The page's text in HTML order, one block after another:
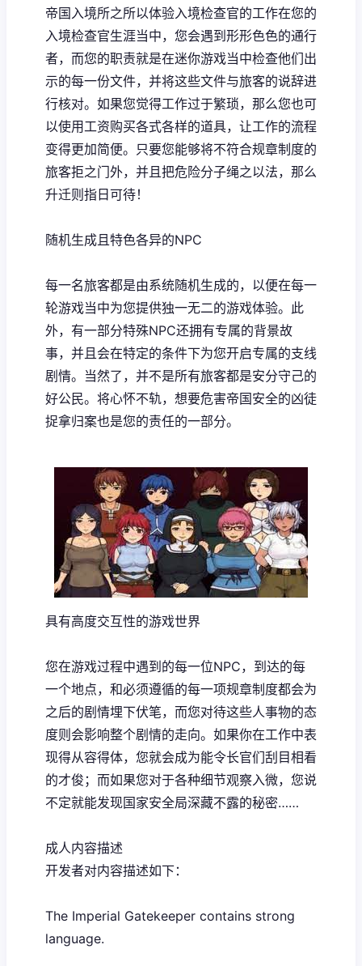
帝国入境所之所以体验入境检查官的工作在您的
入境检查官生涯当中，您会遇到形形色色的通行
者，而您的职责就是在迷你游戏当中检查他们出
示的每一份文件，并将这些文件与旅客的说辞进
行核对。如果您觉得工作过于繁琐，那么您也可
以使用工资购买各式各样的道具，让工作的流程
变得更加简便。只要您能够将不符合规章制度的
旅客拒之门外，并且把危险分子绳之以法，那么
升迁则指日可待！
随机生成且特色各异的NPC
每一名旅客都是由系统随机生成的，以便在每一
轮游戏当中为您提供独一无二的游戏体验。此
外，有一部分特殊NPC还拥有专属的背景故
事，并且会在特定的条件下为您开启专属的支线
剧情。当然了，并不是所有旅客都是安分守己的
好公民。将心怀不轨，想要危害帝国安全的凶徒
捉拿归案也是您的责任的一部分。
具有高度交互性的游戏世界
您在游戏过程中遇到的每一位NPC，到达的每
一个地点，和必须遵循的每一项规章制度都会为
之后的剧情埋下伏笔，而您对待这些人事物的态
度则会影响整个剧情的走向。如果你在工作中表
现得从容得体，您就会成为能令长官们刮目相看
的才俊；而如果您对于各种细节观察入微，您说
不定就能发现国家安全局深藏不露的秘密……
成人内容描述
开发者对内容描述如下：
The Imperial Gatekeeper contains strong
language.